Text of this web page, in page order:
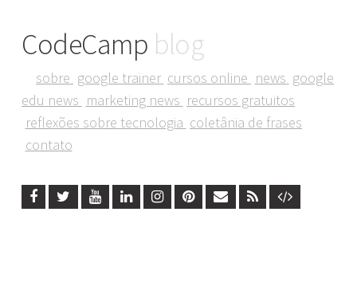
CodeCamp blog
sobre google trainer cursos online news google
edu news marketing news recursos gratuitos
reflexões sobre tecnologia coletânia de frases
contato